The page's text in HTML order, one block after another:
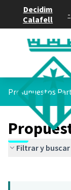
Decidim
Calafell
-
Presupuestos
Filtrar y buscar